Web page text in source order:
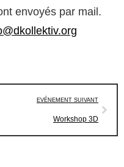
envoyés par mail.
EVÉNEMENT SUIVANT
Workshop 3D